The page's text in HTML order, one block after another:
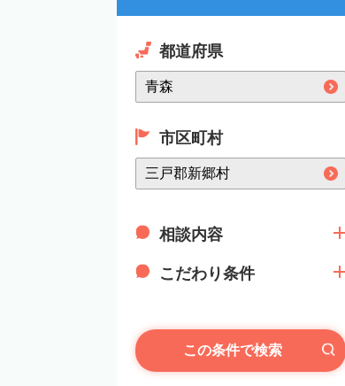
都道府県
市区町村
相談内容
こだわり条件
この条件で検索